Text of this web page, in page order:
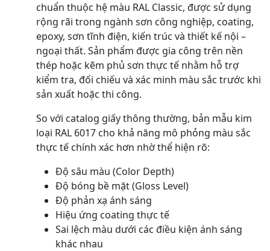
chuẩn thuộc hệ màu RAL Classic, được sử dụng
rộng rãi trong ngành sơn công nghiệp, coating,
epoxy, sơn tĩnh điện, kiến trúc và thiết kế nội –
ngoại thất. Sản phẩm được gia công trên nền
thép hoặc kẽm phủ sơn thực tế nhằm hỗ trợ
kiểm tra, đối chiếu và xác minh màu sắc trước khi
sản xuất hoặc thi công.
So với catalog giấy thông thường, bản mẫu kim
loại RAL 6017 cho khả năng mô phỏng màu sắc
thực tế chính xác hơn nhờ thể hiện rõ:
Độ sâu màu (Color Depth)
Độ bóng bề mặt (Gloss Level)
Độ phản xạ ánh sáng
Hiệu ứng coating thực tế
Sai lệch màu dưới các điều kiện ánh sáng
khác nhau